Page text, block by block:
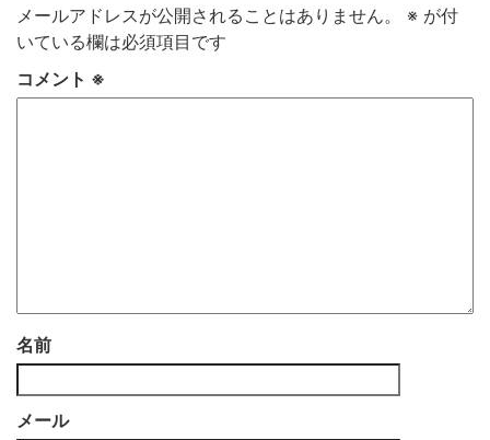
メールアドレスが公開されることはありません。 ※ が付
いている欄は必須項目です
コメント ※
名前
メール